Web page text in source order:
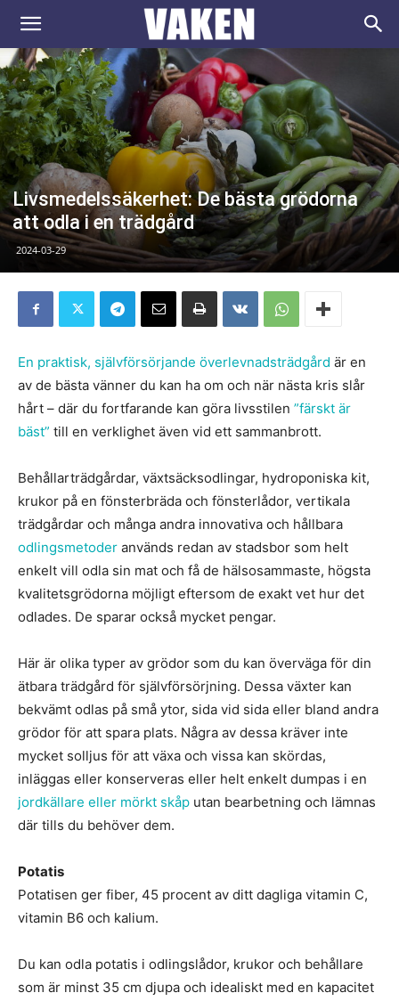
VAKEN.se
Livsmedelssäkerhet: De bästa grödorna
att odla i en trädgård
2024-03-29
En praktisk, självförsörjande överlevnadsträdgård är en
av de bästa vänner du kan ha om och när nästa kris slår
hårt – där du fortfarande kan göra livsstilen ”färskt är
bäst” till en verklighet även vid ett sammanbrott.
Behållarträdgårdar, växtsäcksodlingar, hydroponiska kit,
krukor på en fönsterbräda och fönsterlådor, vertikala
trädgårdar och många andra innovativa och hållbara
odlingsmetoder används redan av stadsbor som helt
enkelt vill odla sin mat och få de hälsosammaste, högsta
kvalitetsgrödorna möjligt eftersom de exakt vet hur det
odlades. De sparar också mycket pengar.
Här är olika typer av grödor som du kan överväga för din
ätbara trädgård för självförsörjning. Dessa växter kan
bekvämt odlas på små ytor, sida vid sida eller bland andra
grödor för att spara plats. Några av dessa kräver inte
mycket solljus för att växa och vissa kan skördas,
inläggas eller konserveras eller helt enkelt dumpas i en
jordkällare eller mörkt skåp utan bearbetning och lämnas
där tills du behöver dem.
Potatis
Potatisen ger fiber, 45 procent av ditt dagliga vitamin C,
vitamin B6 och kalium.
Du kan odla potatis i odlingslådor, krukor och behållare
som är minst 35 cm djupa och idealiskt med en kapacitet